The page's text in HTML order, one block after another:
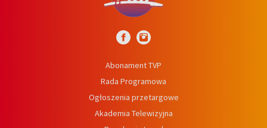
Abonament TVP
Rada Programowa
Ogłoszenia przetargowe
Akademia Telewizyjna